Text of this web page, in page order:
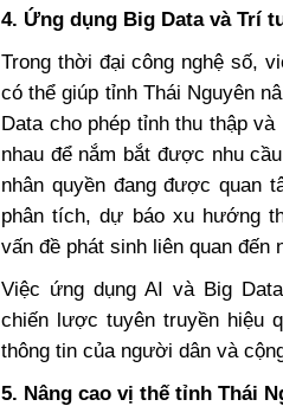
4. Ứng dụng Big Data và Trí
Trong thời đại công nghệ số,
có thể giúp tỉnh Thái Nguyên
Data cho phép tỉnh thu thập
nhau để nắm bắt được nhu
nhân quyền đang được quan
phân tích, dự báo xu hướng
vấn đề phát sinh liên quan đến
Việc ứng dụng AI và Big
chiến lược tuyên truyền hiệu
thông tin của người dân và
5. Nâng cao vị thế tỉnh Thái